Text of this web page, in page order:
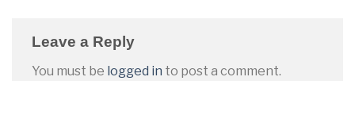
Leave a Reply
You must be logged in to post a comment.